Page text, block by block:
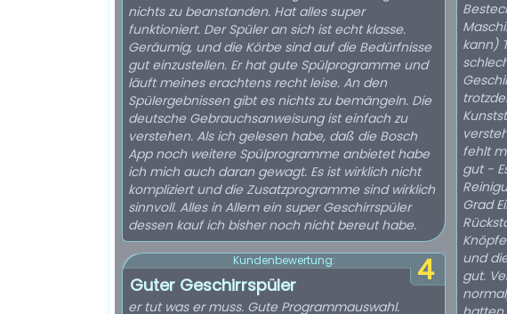
nichts zu beanstanden. Hat alles super
funktioniert. Der Spüler an sich ist echt klasse.
Geräumig, und die Körbe sind auf die Bedürfnisse
gut einzustellen. Er hat gute Spülprogramme und
läuft meines erachtens recht leise. An den
Spülergebnissen gibt es nichts zu bemängeln. Die
deutsche Gebrauchsanweisung ist einfach zu
verstehen. Als ich gelesen habe, daß die Bosch
App noch weitere Spülprogramme anbietet habe
ich mich auch daran gewagt. Es ist wirklich nicht
kompliziert und die Zusatzprogramme sind wirklich
sinnvoll. Alles in Allem ein super Geschirrspüler
dessen kauf ich bisher noch nicht bereut habe.
4
Kundenbewertung:
Guter Geschirrspüler
er tut was er muss. Gute Programmauswahl.
kann) Trocknung: mittelmäßig - Trocknet
fehlt mir
gut -
Grad
und
gut. Verbrauch von Salz & Klarspüler: